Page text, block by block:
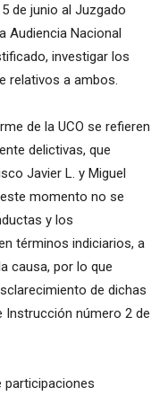
de junio al Juzgado
Audiencia Nacional
investigar los
relativos a ambos.
de la UCO se refieren
delictivas, que
Javier L. y Miguel
momento no se
y los
términos indiciarios, a
causa, por lo que
de dichas
Instrucción número 2 de
participaciones